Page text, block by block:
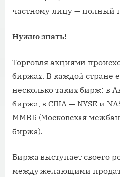
частному лицу — полный
Нужно знать!
Торговля акциями
биржах. В каждой стране
несколько таких бирж: в
биржа, в США — NYSE и
ММВБ (Московская
биржа).
Биржа выступает своего
между желающими